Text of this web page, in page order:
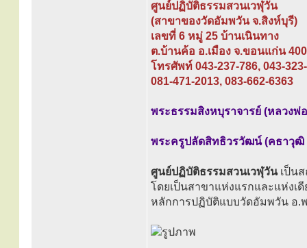
ศูนย์ปฏิบัติธรรมสวนเวฬุวัน
(สาขาของวัดอัมพวัน จ.สิงห์บุรี)
เลขที่ 6 หมู่ 25 บ้านเนินทาง
ต.บ้านค้อ อ.เมือง จ.ขอนแก่น
โทรศัพท์ 043-237-786, 043-
081-471-2013, 083-662-6363
พระธรรมสิงหบุราจารย์ (หลวง
พระครูปลัดสิทธิวรวัฒน์ (คธาวุฒิ
ศูนย์ปฏิบัติธรรมสวนเวฬุวันเป็นส
โดยเป็นสาขาแห่งแรกและแห่งเ
หลักการปฏิบัติแบบวัดอัมพวัน อ.